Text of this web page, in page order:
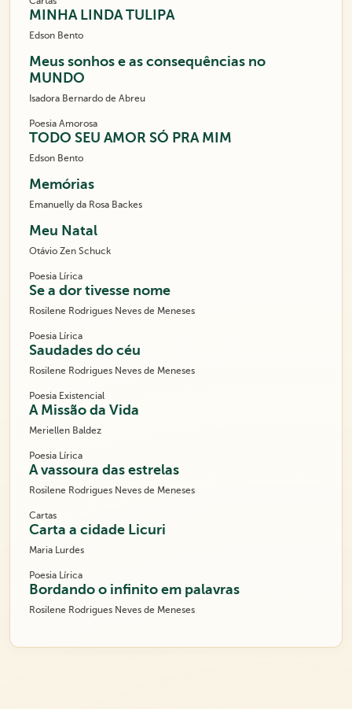
MINHA LINDA TULIPA
Edson Bento
Meus sonhos e as consequências no
MUNDO
Isadora Bernardo de Abreu
Poesia Amorosa
TODO SEU AMOR SÓ PRA MIM
Edson Bento
Memórias
Emanuelly da Rosa Backes
Meu Natal
Otávio Zen Schuck
Poesia Lírica
Se a dor tivesse nome
Rosilene Rodrigues Neves de Meneses
Poesia Lírica
Saudades do céu
Rosilene Rodrigues Neves de Meneses
Poesia Existencial
A Missão da Vida
Meriellen Baldez
Poesia Lírica
A vassoura das estrelas
Rosilene Rodrigues Neves de Meneses
Cartas
Carta a cidade Licuri
Maria Lurdes
Poesia Lírica
Bordando o infinito em palavras
Rosilene Rodrigues Neves de Meneses